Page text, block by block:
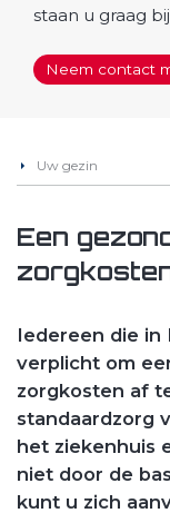
staan u graag
Neem contact
Uw gezin
Een
Iedereen die
verplicht om
zorgkosten af
standaardzorg
het ziekenhuis
niet door de
kunt u zich